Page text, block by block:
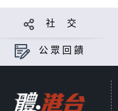
社 交
公眾回饋